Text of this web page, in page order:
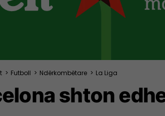
> Futboll > Ndërkombëtare > La Liga
shton